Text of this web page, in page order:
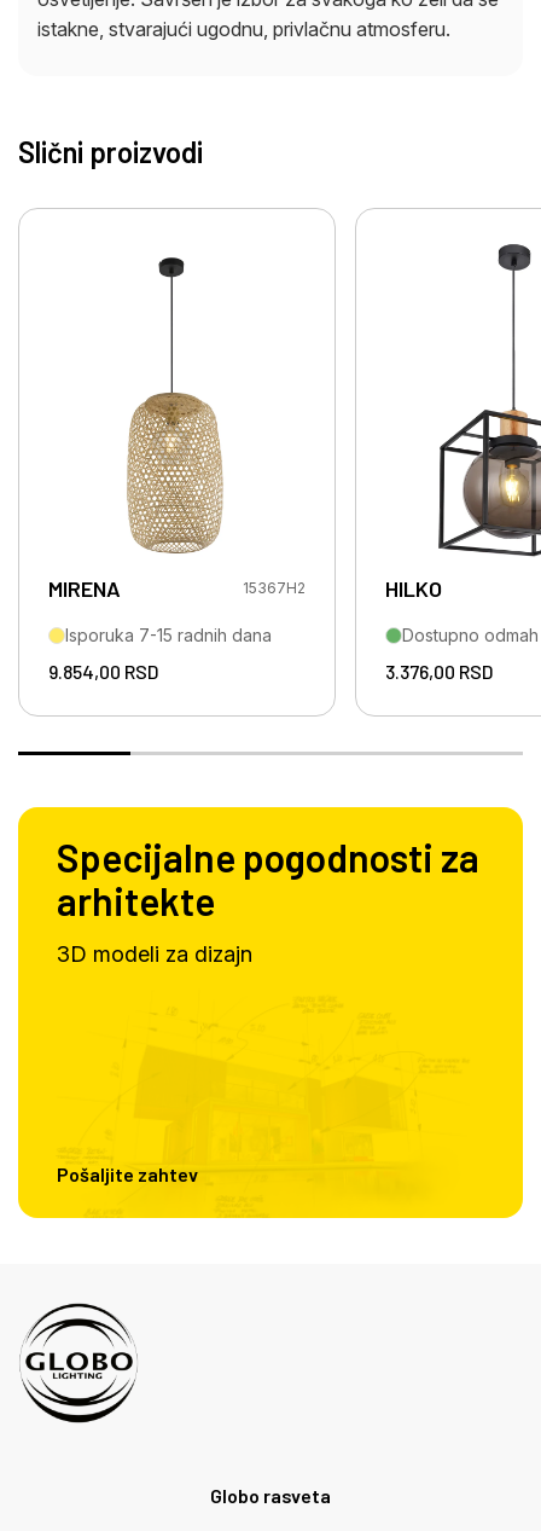
istakne, stvarajući ugodnu, privlačnu atmosferu.
Slični proizvodi
MIRENA 15367H2
Isporuka 7-15 radnih dana
9.854,00 RSD
HILKO
Dostupno odmah
3.376,00 RSD
Specijalne pogodnosti za
arhitekte
3D modeli za dizajn
Pošaljite zahtev
Globo rasveta